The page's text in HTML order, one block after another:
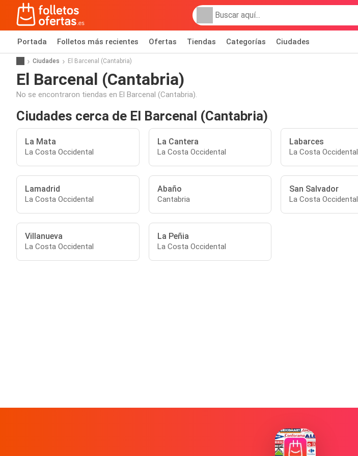
Portada Folletos más recientes Ofertas Tiendas Categorías Ciudades
Ciudades El Barcenal (Cantabria)
El Barcenal (Cantabria)
No se encontraron tiendas en El Barcenal (Cantabria).
Ciudades cerca de El Barcenal (Cantabria)
La Mata
La Costa Occidental
La Cantera
La Costa Occidental
Labarces
La Costa Occidental
Lamadrid
La Costa Occidental
Abaño
Cantabria
San Salvador
La Costa Occidental
Villanueva
La Costa Occidental
La Peñia
La Costa Occidental